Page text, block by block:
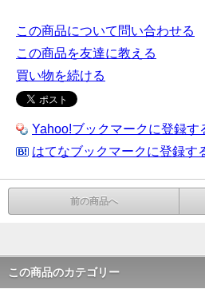
この商品について問い合わせる
この商品を友達に教える
買い物を続ける
Yahoo!ブックマークに登録す
はてなブックマークに登録す
前の商品へ
この商品のカテゴリー